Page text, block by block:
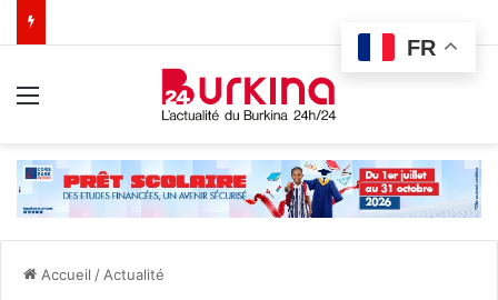
Accueil / Actualité
FR